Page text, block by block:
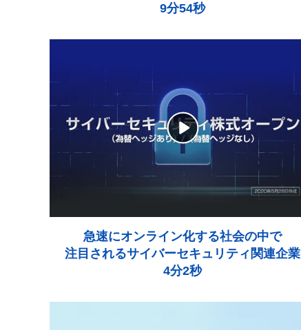
9分54秒
急速にオンライン化する社会の中で
注目されるサイバーセキュリティ関連企業
4分2秒